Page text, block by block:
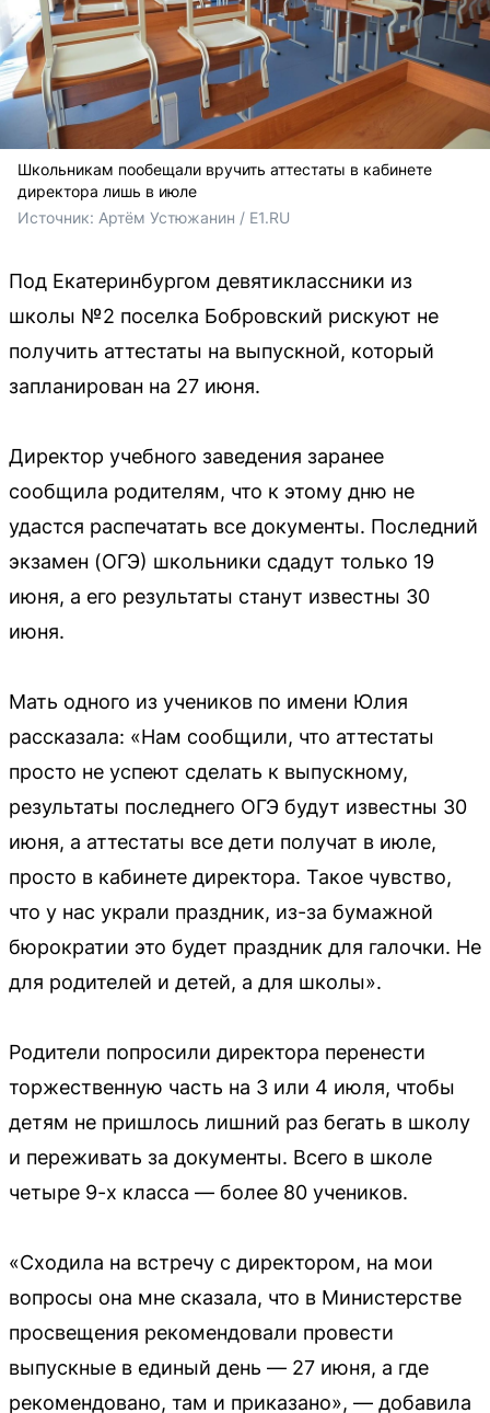
Школьникам пообещали вручить аттестаты в кабинете
директора лишь в июле
Источник: Артём Устюжанин / E1.RU
Под Екатеринбургом девятиклассники из
школы №2 поселка Бобровский рискуют не
получить аттестаты на выпускной, который
запланирован на 27 июня.
Директор учебного заведения заранее
сообщила родителям, что к этому дню не
удастся распечатать все документы. Последний
экзамен (ОГЭ) школьники сдадут только 19
июня, а его результаты станут известны 30
июня.
Мать одного из учеников по имени Юлия
рассказала: «Нам сообщили, что аттестаты
просто не успеют сделать к выпускному,
результаты последнего ОГЭ будут известны 30
июня, а аттестаты все дети получат в июле,
просто в кабинете директора. Такое чувство,
что у нас украли праздник, из-за бумажной
бюрократии это будет праздник для галочки. Не
для родителей и детей, а для школы».
Родители попросили директора перенести
торжественную часть на 3 или 4 июля, чтобы
детям не пришлось лишний раз бегать в школу
и переживать за документы. Всего в школе
четыре 9-х класса — более 80 учеников.
«Сходила на встречу с директором, на мои
вопросы она мне сказала, что в Министерстве
просвещения рекомендовали провести
выпускные в единый день — 27 июня, а где
рекомендовано, там и приказано», — добавила